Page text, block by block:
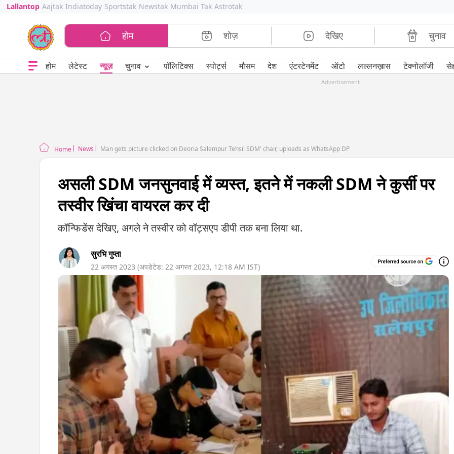
Lallantop Aajtak Indiatoday Sportstak Newstak Mumbai Tak Astrotak
होम शोज़ देखिए चुनाव
होम लेटेस्ट न्यूज़ चुनाव ⌄ पॉलिटिक्स स्पोर्ट्स मौसम देश एंटरटेनमेंट ऑटो लल्लनख़ास टेक्नोलॉजी
Advertisement
Home News Man gets picture clicked on Deoria Salempur Tehsil SDM' chair, uploads as WhatsApp DP
असली SDM जनसुनवाई में व्यस्त, इतने में नकली SDM ने कुर्सी पर
तस्वीर खिंचा वायरल कर दी
कॉन्फिडेंस देखिए, अगले ने तस्वीर को वॉट्सएप डीपी तक बना लिया था.
सुरभि गुप्ता
22 अगस्त 2023 (अपडेटेड: 22 अगस्त 2023, 12:18 AM IST)